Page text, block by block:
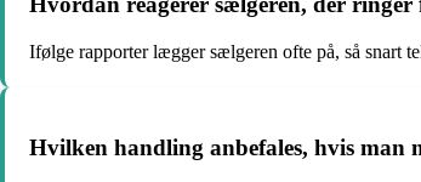
Ifølge rapporter lægger sælgeren ofte på, så snart
Hvilken handling anbefales, hvis man